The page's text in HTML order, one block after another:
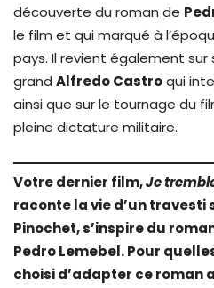
découverte du roman de
le film et qui marqué à
pays. Il revient également
grand Alfredo Castroqui
ainsi que sur le tournage du
pleine dictature militaire.
Votre dernier film,Je
raconte la vie d’un
Pinochet, s’inspire du
Pedro Lemebel. Pour
choisi d’adapter ce roman